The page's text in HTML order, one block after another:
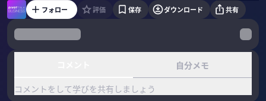
フォロー 評価 保存 ダウンロード 共有
自分メモ
コメントをして学びを共有しましょう